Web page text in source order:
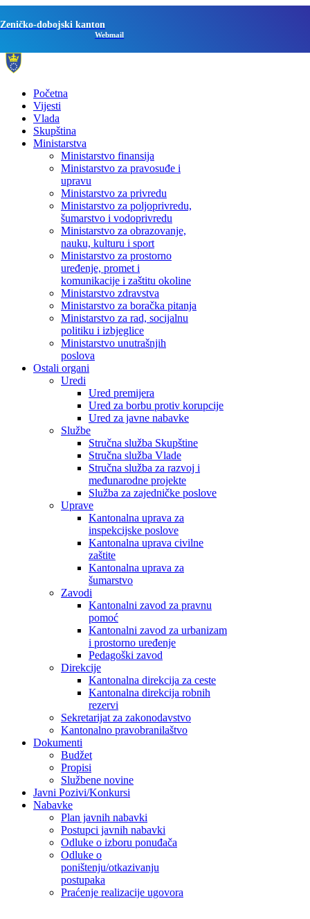
Zeničko-dobojski kanton
Webmail
Početna
Vijesti
Vlada
Skupština
Ministarstva
Ministarstvo finansija
Ministarstvo za pravosuđe i
upravu
Ministarstvo za privredu
Ministarstvo za poljoprivredu,
šumarstvo i vodoprivredu
Ministarstvo za obrazovanje,
nauku, kulturu i sport
Ministarstvo za prostorno
uređenje, promet i
komunikacije i zaštitu okoline
Ministarstvo zdravstva
Ministarstvo za boračka pitanja
Ministarstvo za rad, socijalnu
politiku i izbjeglice
Ministarstvo unutrašnjih
poslova
Ostali organi
Uredi
Ured premijera
Ured za borbu protiv korupcije
Ured za javne nabavke
Službe
Stručna služba Skupštine
Stručna služba Vlade
Stručna služba za razvoj i
međunarodne projekte
Služba za zajedničke poslove
Uprave
Kantonalna uprava za
inspekcijske poslove
Kantonalna uprava civilne
zaštite
Kantonalna uprava za
šumarstvo
Zavodi
Kantonalni zavod za pravnu
pomoć
Kantonalni zavod za urbanizam
i prostorno uređenje
Pedagoški zavod
Direkcije
Kantonalna direkcija za ceste
Kantonalna direkcija robnih
rezervi
Sekretarijat za zakonodavstvo
Kantonalno pravobranilaštvo
Dokumenti
Budžet
Propisi
Službene novine
Javni Pozivi/Konkursi
Nabavke
Plan javnih nabavki
Postupci javnih nabavki
Odluke o izboru ponuđača
Odluke o
poništenju/otkazivanju
postupaka
Praćenje realizacije ugovora